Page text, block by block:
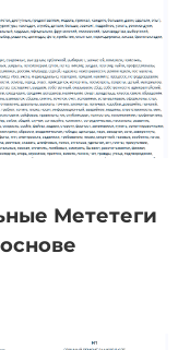
Мететеги